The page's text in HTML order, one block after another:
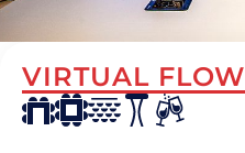
VIRTUAL FLOW